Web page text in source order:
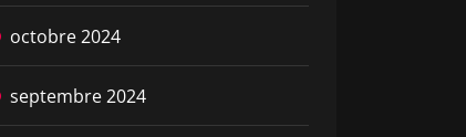
octobre 2024
septembre 2024